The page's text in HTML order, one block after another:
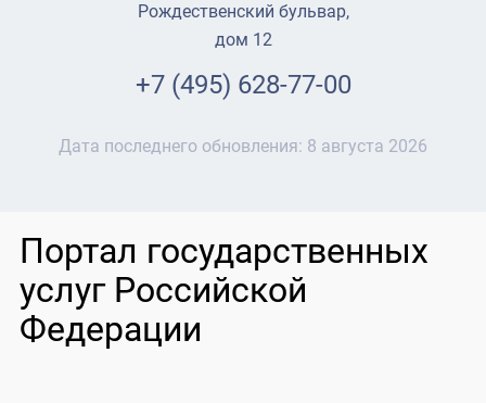
Рождественский бульвар,
дом 12
+7 (495) 628-77-00
Дата последнего обновления: 8 августа 2026
Портал государственных
услуг Российской
Федерации